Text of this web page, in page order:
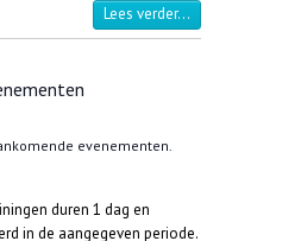
Lees verder...
evenementen.
duren 1 dag en
in de aangegeven periode.